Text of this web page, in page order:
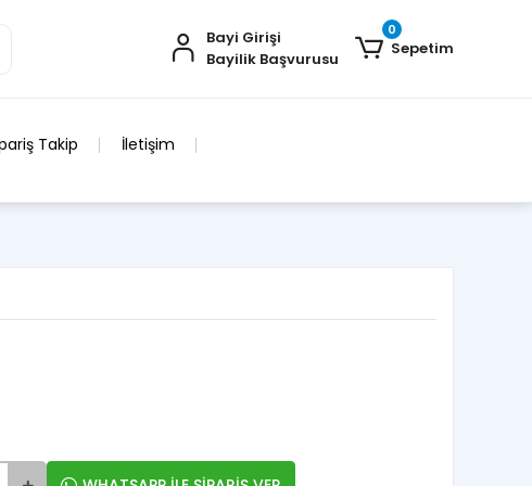
Bayi Girişi
Bayilik Başvurusu
0
Sepetim
Takip İletişim